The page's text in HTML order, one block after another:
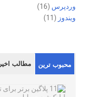
وردپرس (16)
ویندوز (11)
محبوب ترین مطالب اخیر